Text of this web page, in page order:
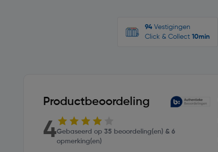
94 Vestigingen
Click & Collect 10min
Productbeoordeling
4Gebaseerd op 35 beoordeling(en) & 6
opmerking(en)